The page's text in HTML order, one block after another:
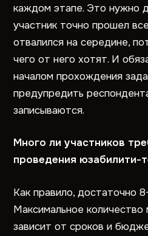
каждом этапе. Это нужно
участник точно прошел
отвалился на середине,
чего от него хотят. И
началом прохождения
предупредить
записываются.
Много ли участников
проведения юзабилити-
Как правило, достаточно
Максимальное
зависит от сроков и